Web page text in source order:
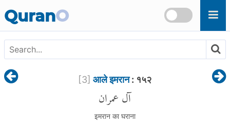
QuranO
[3] आले इमरान: १५२
آل عمران
इमरान का घराना